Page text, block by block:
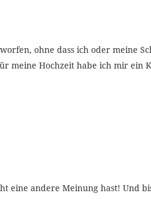
ohne dass ich oder meine
meine Hochzeit habe ich mir ein
eine andere Meinung hast! Und